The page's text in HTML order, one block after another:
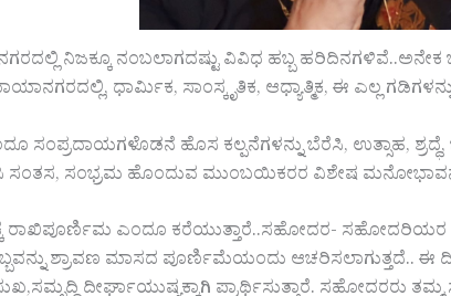
ನಿಜಕ್ಕೂ ನಂಬಲಾಗದಷ್ಟು ವಿವಿಧ ಹಬ್ಬ ಹರಿದಿನಗಳಿವೆ..ಅನೇಕ
ಧಾರ್ಮಿಕ, ಸಾಂಸ್ಕೃತಿಕ, ಆಧ್ಯಾತ್ಮಿಕ, ಈ ಎಲ್ಲ
ಸಂಪ್ರದಾಯಗಳೊಡನೆ ಹೊಸ ಕಲ್ಪನೆಗಳನ್ನು ಬೆರೆಸಿ, ಉತ್ಸಾಹ,
ಸಂತಸ, ಸಂಭ್ರಮ ಹೊಂದುವ ಮುಂಬಯಿಕರರ ವಿಶೇಷ
ರಾಖಿಪೂರ್ಣಿಮ ಎಂದೂ ಕರೆಯುತ್ತಾರೆ..ಸಹೋದರ- ಸಹೋದರಿಯರ
ಶ್ರಾವಣ ಮಾಸದ ಪೂರ್ಣಿಮೆಯಂದು ಆಚರಿಸಲಾಗುತ್ತದೆ..